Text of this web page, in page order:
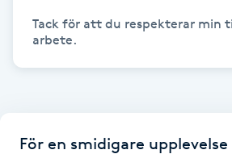
Idrottsmassage
IPL
Tack för att du respekterar min
arbete.
För en smidigare upplevelse